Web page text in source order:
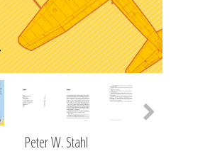
Peter W. Stahl